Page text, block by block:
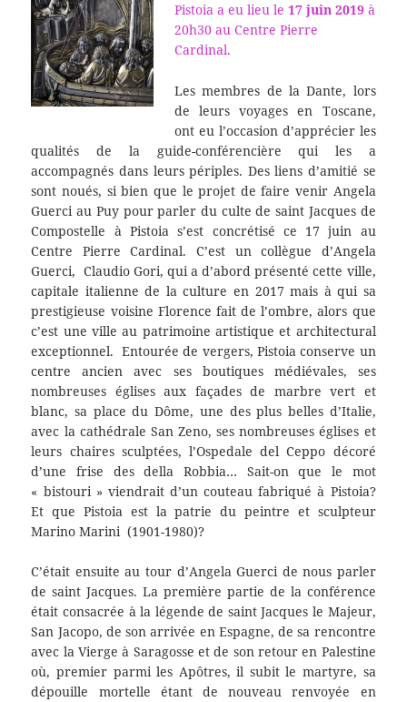
Pistoia a eu lieu le 17 juin 2019à
20h30 au Centre Pierre
Cardinal.
Les membres de la Dante, lors
de leurs voyages en Toscane,
ont eu l’occasion d’apprécier les
qualités de la guide-conférencière qui les a
accompagnés dans leurs périples. Des liens d’amitié se
sont noués, si bien que le projet de faire venir Angela
Guerciau Puy pour parler du culte de saint Jacques de
Compostelle à Pistoia s’est concrétisé ce 17 juin au
Centre Pierre Cardinal. C’est un collègue d’Angela
Guerci, Claudio Gori, qui a d’abord présenté cette ville,
capitale italienne de la culture en 2017 mais à qui sa
prestigieuse voisine Florence fait de l’ombre, alors que
c’est une ville au patrimoine artistique et architectural
exceptionnel. Entourée de vergers, Pistoia conserve un
centre ancien avec ses boutiques médiévales, ses
nombreuses églises aux façades de marbre vert et
blanc, sa place du Dôme, une des plus belles d’Italie,
avec la cathédrale San Zeno, ses nombreuses églises et
leurs chaires sculptées, l’Ospedale del Ceppo décoré
d’une frise des della Robbia… Sait-on que le mot
« bistouri » viendrait d’un couteau fabriqué à Pistoia?
Et que Pistoia est la patrie du peintre et sculpteur
Marino Marini (1901-1980)?
C’était ensuite au tour d’Angela Guerci de nous parler
de saint Jacques. La première partie de la conférence
était consacrée à la légende de saint Jacques le Majeur,
San Jacopo, de son arrivée en Espagne, de sa rencontre
avec la Vierge à Saragosse et de son retour en Palestine
où, premier parmi les Apôtres, il subit le martyre, sa
dépouille mortelle étant de nouveau renvoyée en